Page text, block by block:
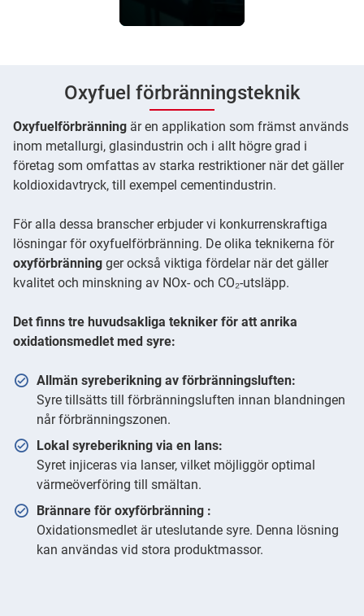
Oxyfuel förbränningsteknik
Oxyfuelförbränning är en applikation som främst används
inom metallurgi, glasindustrin och i allt högre grad i
företag som omfattas av starka restriktioner när det gäller
koldioxidavtryck, till exempel cementindustrin.
För alla dessa branscher erbjuder vi konkurrenskraftiga
lösningar för oxyfuelförbränning. De olika teknikerna för
oxyförbränning ger också viktiga fördelar när det gäller
kvalitet och minskning av NOx- och CO₂-utsläpp.
Det finns tre huvudsakliga tekniker för att anrika
oxidationsmedlet med syre:
Allmän syreberikning av förbränningsluften:
Syre tillsätts till förbränningsluften innan blandningen
når förbränningszonen.
Lokal syreberikning via en lans:
Syret injiceras via lanser, vilket möjliggör optimal
värmeöverföring till smältan.
Brännare för oxyförbränning :
Oxidationsmedlet är uteslutande syre. Denna lösning
kan användas vid stora produktmassor.